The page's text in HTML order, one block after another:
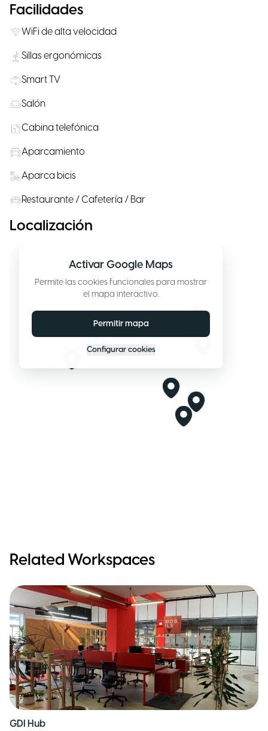
Facilidades
WiFi de alta velocidad
Sillas ergonómicas
Smart TV
Salón
Cabina telefónica
Aparcamiento
Aparca bicis
Restaurante / Cafetería / Bar
Localización
Activar Google Maps
Permite las cookies funcionales para mostrar
el mapa interactivo.
Permitir mapa
Configurar cookies
Related Workspaces
GDI Hub